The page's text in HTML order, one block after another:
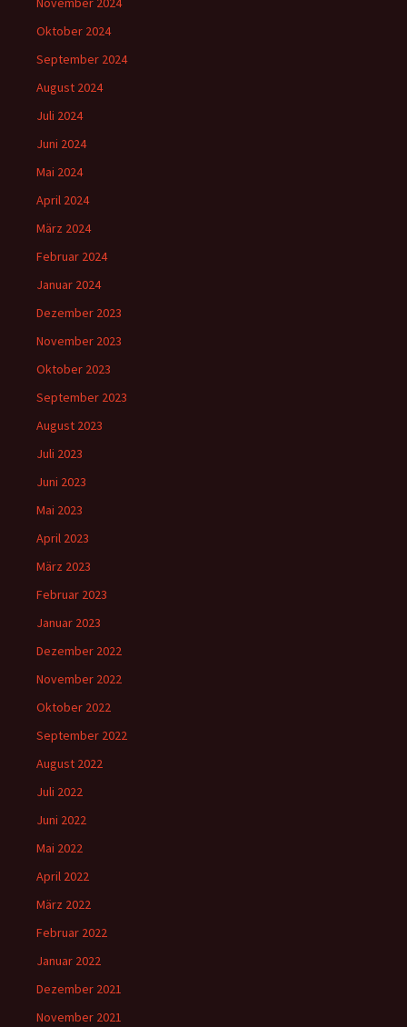
Oktober 2024
September 2024
August 2024
Juli 2024
Juni 2024
Mai 2024
April 2024
März 2024
Februar 2024
Januar 2024
Dezember 2023
November 2023
Oktober 2023
September 2023
August 2023
Juli 2023
Juni 2023
Mai 2023
April 2023
März 2023
Februar 2023
Januar 2023
Dezember 2022
November 2022
Oktober 2022
September 2022
August 2022
Juli 2022
Juni 2022
Mai 2022
April 2022
März 2022
Februar 2022
Januar 2022
Dezember 2021
November 2021